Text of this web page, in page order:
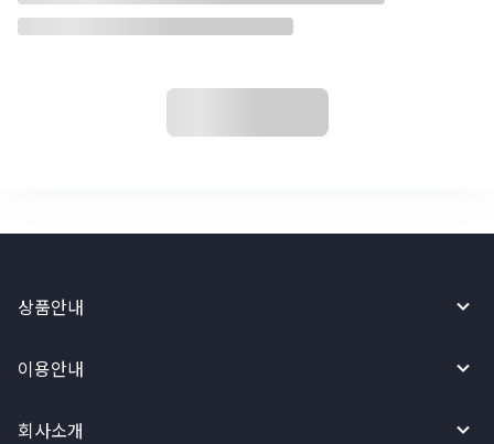
상품안내
이용안내
회사소개